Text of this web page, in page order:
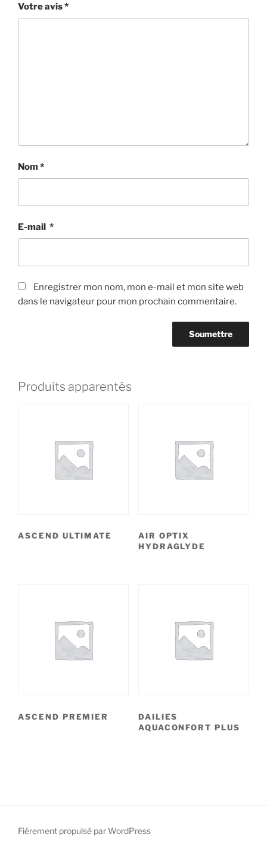
Votre avis*
Nom*
E-mail *
Enregistrer mon nom, mon e-mail et mon site web
dans le navigateur pour mon prochain commentaire.
Produits apparentés
ASCEND ULTIMATE
AIR OPTIX
HYDRAGLYDE
ASCEND PREMIER
DAILIES
AQUACONFORT PLUS
Fièrement propulsé par WordPress